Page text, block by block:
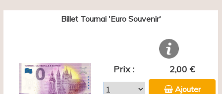
Billet Tournai 'Euro Souvenir'
Prix : 2,00 €
Ajouter